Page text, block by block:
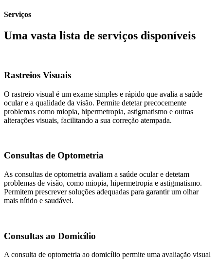
Serviços
Uma vasta lista de serviços disponíveis
Rastreios Visuais
O rastreio visual é um exame simples e rápido que avalia a saúde
ocular e a qualidade da visão. Permite detetar precocemente
problemas como miopia, hipermetropia, astigmatismo e outras
alterações visuais, facilitando a sua correção atempada.
Consultas de Optometria
As consultas de optometria avaliam a saúde ocular e detetam
problemas de visão, como miopia, hipermetropia e astigmatismo.
Permitem prescrever soluções adequadas para garantir um olhar
mais nítido e saudável.
Consultas ao Domicílio
A consulta de optometria ao domicílio permite uma avaliação visual